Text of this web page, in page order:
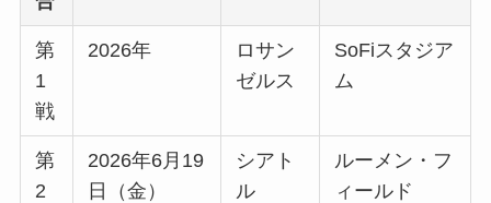
第
1
戦
2026年
ロサン
ゼルス
SoFiスタジア
ム
第
2
2026年6月19
日（金）
シアト
ル
ルーメン・フ
ィールド